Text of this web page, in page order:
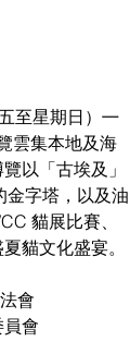
至星期日）㇐
雲集本地及海
以「古埃及」
金字塔，以及油
貓展比賽、
貓文化盛宴。
會
會